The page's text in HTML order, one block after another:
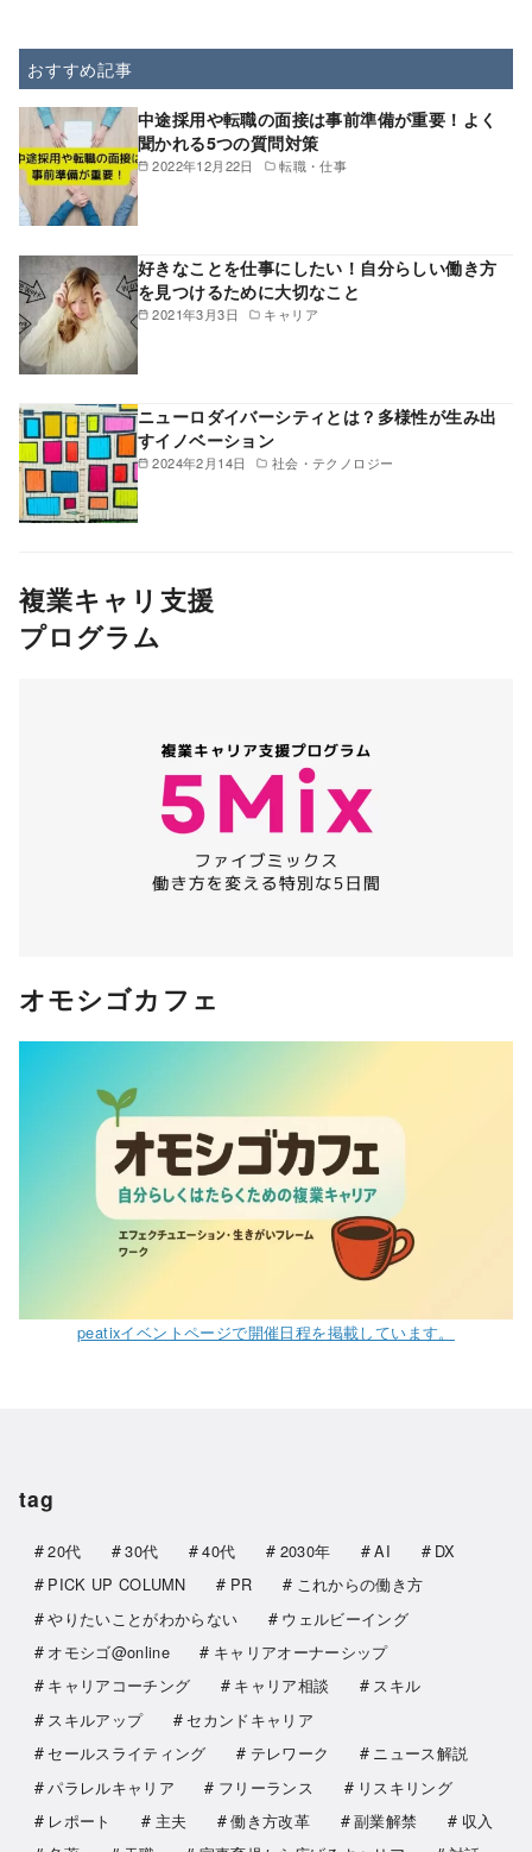
おすすめ記事
2022年12月22日 転職・仕事
中途採用や転職の面接は事前準備が重要！よく
聞かれる5つの質問対策
2021年3月3日 キャリア
好きなことを仕事にしたい！自分らしい働き方
を見つけるために大切なこと
2024年2月14日 社会・テクノロジー
ニューロダイバーシティとは？多様性が生み出
すイノベーション
複業キャリ支援
プログラム
オモシゴカフェ
peatixイベントページで開催日程を掲載しています。
tag
20代 30代 40代 2030年 AI
DX
PICK UP COLUMN
PR
これからの働き方
やりたいことがわからない
ウェルビーイング
オモシゴ@online
キャリアオーナーシップ
キャリアコーチング
キャリア相談
スキル
スキルアップ
セカンドキャリア
セールスライティング
テレワーク
ニュース解説
パラレルキャリア
フリーランス
リスキリング
レポート
主夫 働き方改革 副業解禁
収入